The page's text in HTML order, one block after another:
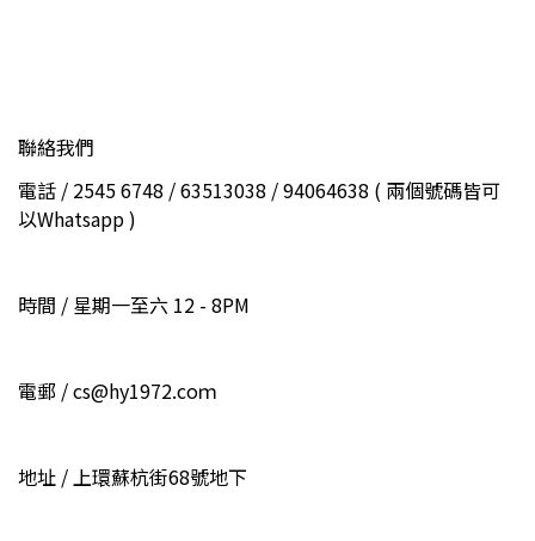
聯絡我們
電話 / 2545 6748 / 63513038 / 94064638 ( 兩個號碼皆可
以Whatsapp )
時間 / 星期一至六 12 - 8PM
電郵 / cs@hy1972.coｍ
地址 / 上環蘇杭街68號地下